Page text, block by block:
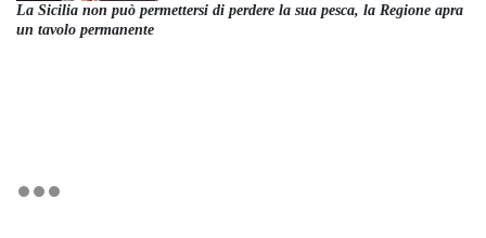
La Sicilia non può permettersi di perdere la sua pesca, la Regione apra
un tavolo permanente